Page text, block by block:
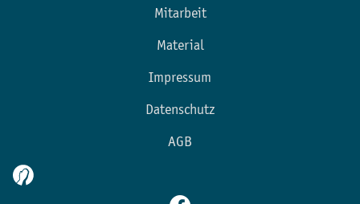
Mitarbeit
Material
Impressum
Datenschutz
AGB